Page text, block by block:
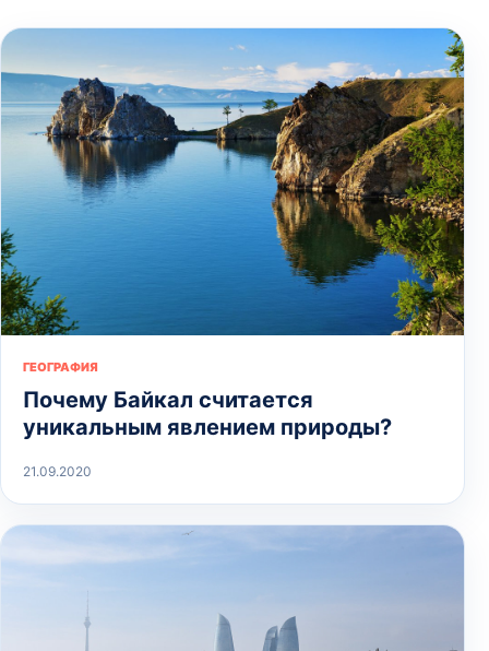
ГЕОГРАФИЯ
Почему Байкал считается
уникальным явлением природы?
21.09.2020